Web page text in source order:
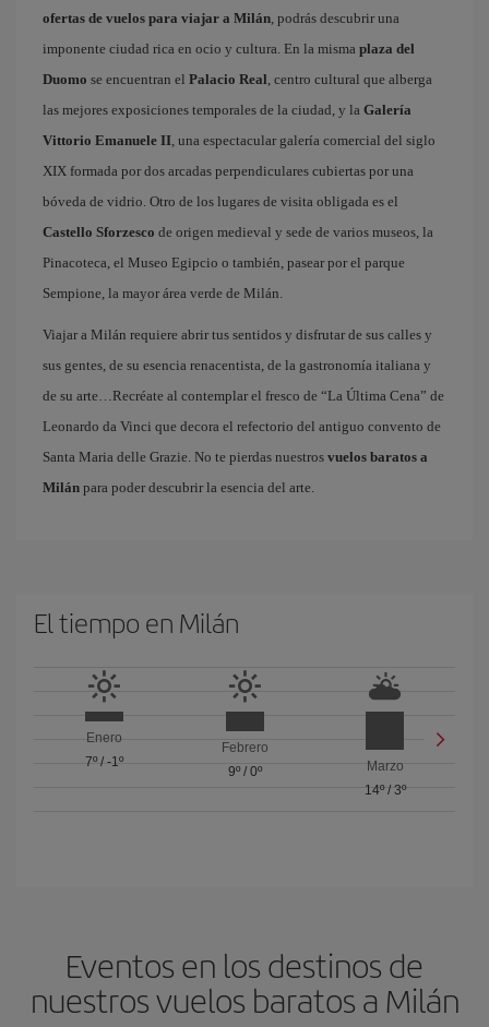
ofertas de vuelos para viajar a Milán, podrás descubrir una
imponente ciudad rica en ocio y cultura. En la misma plaza del
Duomo se encuentran el Palacio Real, centro cultural que alberga
las mejores exposiciones temporales de la ciudad, y la Galería
Vittorio Emanuele II, una espectacular galería comercial del siglo
XIX formada por dos arcadas perpendiculares cubiertas por una
bóveda de vidrio. Otro de los lugares de visita obligada es el
Castello Sforzesco de origen medieval y sede de varios museos, la
Pinacoteca, el Museo Egipcio o también, pasear por el parque
Sempione, la mayor área verde de Milán.
Viajar a Milán requiere abrir tus sentidos y disfrutar de sus calles y
sus gentes, de su esencia renacentista, de la gastronomía italiana y
de su arte…Recréate al contemplar el fresco de “La Última Cena” de
Leonardo da Vinci que decora el refectorio del antiguo convento de
Santa Maria delle Grazie. No te pierdas nuestros vuelos baratos a
Milán para poder descubrir la esencia del arte.
El tiempo en Milán
Enero
7º/ -1º
Febrero
9º/ 0º
Marzo
14º/ 3º
Eventos en los destinos de
nuestros vuelos baratos a Milán